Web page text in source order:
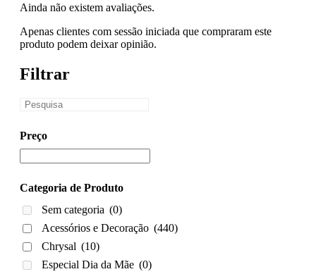
Ainda não existem avaliações.
Apenas clientes com sessão iniciada que compraram este
produto podem deixar opinião.
Filtrar
Preço
Categoria de Produto
Sem categoria (0)
Acessórios e Decoração (440)
Chrysal (10)
Especial Dia da Mãe (0)